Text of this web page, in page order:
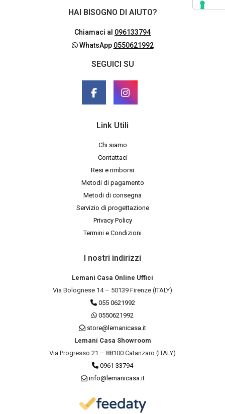
HAI BISOGNO DI AIUTO?
Chiamaci al 096133794
WhatsApp 0550621992
SEGUICI SU
Link Utili
Chi siamo
Contattaci
Resi e rimborsi
Metodi di pagamento
Metodi di consegna
Servizio di progettazione
Privacy Policy
Termini e Condizioni
I nostri indirizzi
Lemani Casa Online Uffici
Via Bolognese 14 – 50139 Firenze (ITALY)
055 0621992
0550621992
store@lemanicasa.it
Lemani Casa Showroom
Via Progresso 21 – 88100 Catanzaro (ITALY)
0961 33794
info@lemanicasa.it